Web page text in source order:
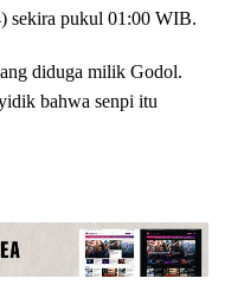
sekira pukul 01:00 WIB.
diduga milik Godol.
bahwa senpi itu